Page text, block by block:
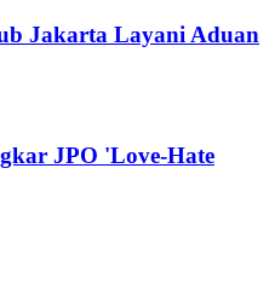
Jakarta Layani Aduan
JPO 'Love-Hate